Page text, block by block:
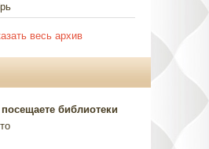
весь архив
библиотеки